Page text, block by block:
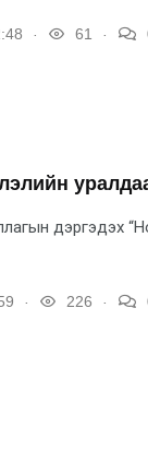
61
дэргэдэх
226